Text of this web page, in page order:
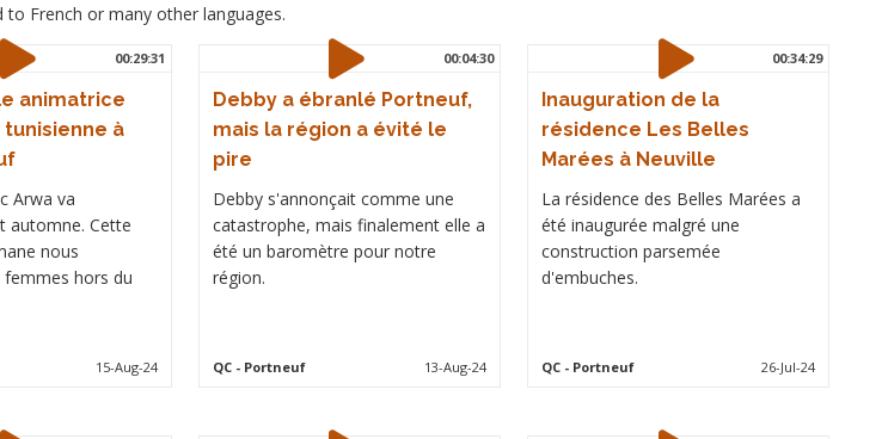
French or many other languages.
00:29:31
animatrice
à
Arwa va
automne. Cette
nous
hors du
15-Aug-24
00:04:30
Debby a ébranlé Portneuf,
mais la région a évité le
pire
Debby s'annonçait comme une
catastrophe, mais finalement elle a
été un baromètre pour notre
région.
QC- Portneuf 13-Aug-24
00:34:29
Inauguration de la
résidence Les Belles
Marées à Neuville
La résidence des Belles Marées a
été inaugurée malgré une
construction parsemée
d'embuches.
QC - Portneuf 26-Jul-24